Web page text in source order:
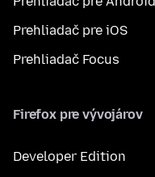
Prehliadač pre iOS
Prehliadač Focus
Firefox pre vývojárov
Developer Edition